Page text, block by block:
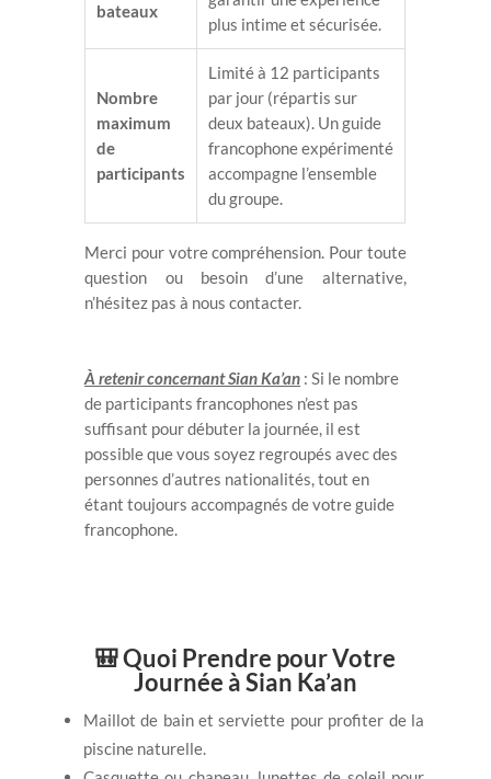
bateaux
plus intime et sécurisée.
Nombre
maximum
de
participants
Limité à 12 participants
par jour (répartis sur
deux bateaux). Un guide
francophone expérimenté
accompagne l’ensemble
du groupe.
Merci pour votre compréhension. Pour toute
question ou besoin d’une alternative,
n’hésitez pas à nous contacter.
À retenir concernant Sian Ka’an : Si le nombre
de participants francophones n’est pas
suffisant pour débuter la journée, il est
possible que vous soyez regroupés avec des
personnes d’autres nationalités, tout en
étant toujours accompagnés de votre guide
francophone.
🎒 Quoi Prendre pour Votre
Journée à Sian Ka’an
Maillot de bain et serviette pour profiter de la
piscine naturelle.